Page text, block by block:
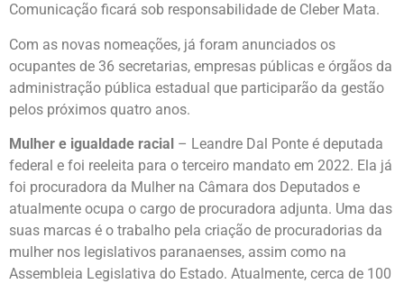
Comunicação ficará sob responsabilidade de Cleber Mata.
Com as novas nomeações, já foram anunciados os
ocupantes de 36 secretarias, empresas públicas e órgãos da
administração pública estadual que participarão da gestão
pelos próximos quatro anos.
Mulher e igualdade racial – Leandre Dal Ponte é deputada
federal e foi reeleita para o terceiro mandato em 2022. Ela já
foi procuradora da Mulher na Câmara dos Deputados e
atualmente ocupa o cargo de procuradora adjunta. Uma das
suas marcas é o trabalho pela criação de procuradorias da
mulher nos legislativos paranaenses, assim como na
Assembleia Legislativa do Estado. Atualmente, cerca de 100